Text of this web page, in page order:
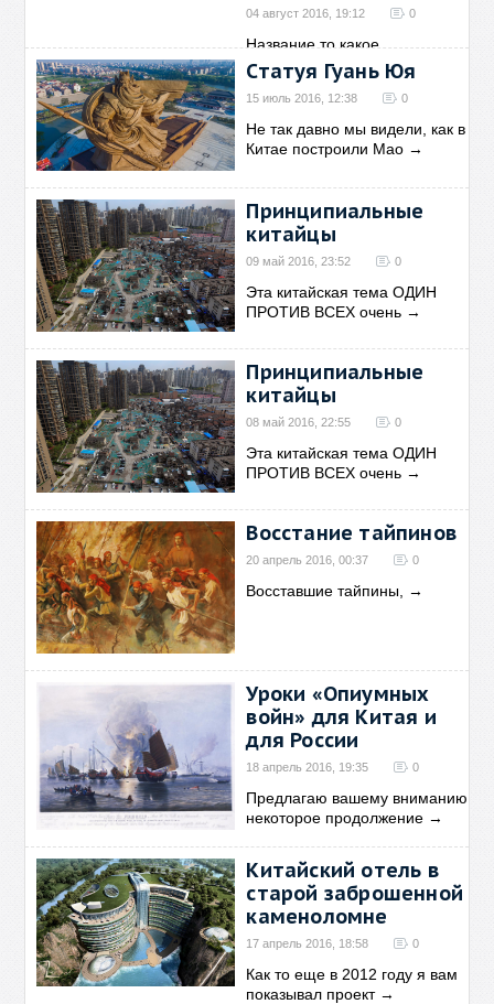
04 август 2016, 19:12 0
Название то какое
интересное - "портальный".
Статуя Гуань Юя
15 июль 2016, 12:38 0
Не так давно мы видели, как в
Китае построили Мао →
Принципиальные
китайцы
09 май 2016, 23:52 0
Эта китайская тема ОДИН
ПРОТИВ ВСЕХ очень →
Принципиальные
китайцы
08 май 2016, 22:55 0
Эта китайская тема ОДИН
ПРОТИВ ВСЕХ очень →
Восстание тайпинов
20 апрель 2016, 00:37 0
Восставшие тайпины, →
Уроки «Опиумных
войн» для Китая и
для России
18 апрель 2016, 19:35 0
Предлагаю вашему вниманию
некоторое продолжение →
Китайский отель в
старой заброшенной
каменоломне
17 апрель 2016, 18:58 0
Как то еще в 2012 году я вам
показывал проект→